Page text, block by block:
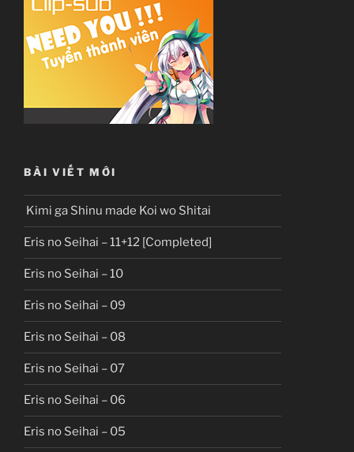
BÀI VIẾT MỚI
Kimi ga Shinu made Koi wo Shitai
Eris no Seihai – 11+12 [Completed]
Eris no Seihai – 10
Eris no Seihai – 09
Eris no Seihai – 08
Eris no Seihai – 07
Eris no Seihai – 06
Eris no Seihai – 05